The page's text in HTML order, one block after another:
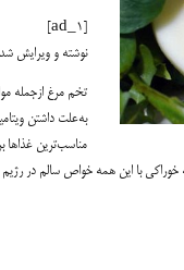
نوشته و ویرایش
مناسب‌ترین غذاها
با این همه خواص سالم در